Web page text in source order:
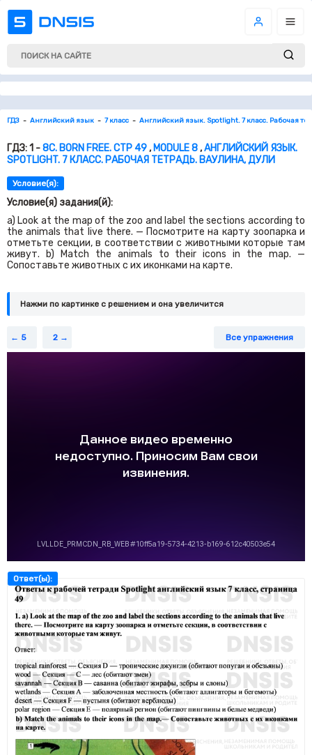
ГДЗ Английский язык 7 класс Английский язык. Spotlight. 7 класс. Рабочая
ГДЗ: 1 -8C. BORN FREE. СТР 49, MODULE 8,АНГЛИЙСКИЙ ЯЗЫК.
SPOTLIGHT. 7 КЛАСС. РАБОЧАЯ ТЕТРАДЬ. ВАУЛИНА, ДУЛИ
Условие(я):
Условие(я) задания(й):
a) Look at the map of the zoo and label the sections according to
the animals that live there. — Посмотрите на карту зоопарка и
отметьте секции, в соответствии с животными которые там
живут. b) Match the animals to their icons in the map. —
Сопоставьте животных с их иконками на карте.
Нажми по картинке c решением и она увеличится
5 2 Все упражнения
Ответ(ы):